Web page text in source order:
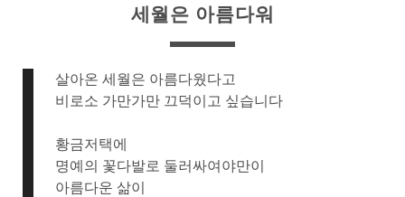
세월은 아름다워
살아온 세월은 아름다웠다고
비로소 가만가만 끄덕이고 싶습니다
황금저택에
명예의 꽃다발로 둘러싸여야만이
아름다운 삶이